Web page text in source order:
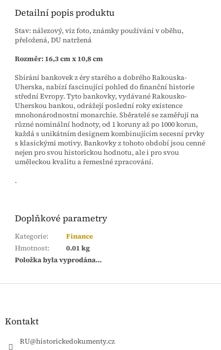
Detailní popis produktu
Stav: nálezový, viz foto, známky používání v oběhu,
přeložená, DU natržená
Rozměr: 16,3 cm x 10,8 cm
Sbírání bankovek z éry starého a dobrého Rakouska-
Uherska, nabízí fascinující pohled do finanční historie
střední Evropy. Tyto bankovky, vydávané Rakousko-
Uherskou bankou, odrážejí poslední roky existence
mnohonárodnostní monarchie. Sběratelé se zaměřují na
různé nominální hodnoty, od 1 koruny až po 1000 korun,
každá s unikátním designem kombinujícím secesní prvky
s klasickými motivy. Bankovky z tohoto období jsou cenné
nejen pro svou historickou hodnotu, ale i pro svou
uměleckou kvalitu a řemeslné zpracování.
.
Doplňkové parametry
Kategorie:
Finance
Hmotnost:
0.01 kg
Položka byla vyprodána…
Z
Kontakt
RU@historickedokumenty.cz